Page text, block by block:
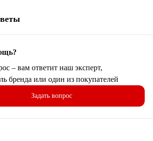
– вам ответит наш эксперт,
бренда или один из покупателей
Задать вопрос